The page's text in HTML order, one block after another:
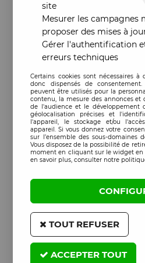
site
Mesurer les campagnes
proposer des mises à
Gérer l'authentification
erreurs techniques
Certains cookies sont nécessaires
donc dispensés de
peuvent être utilisés pour la
contenu, la mesure des annonces et
de l'audience et le développement
géolocalisation précises et
l'appareil, le stockage et/ou
appareil. Si vous donnez votre
sur l’ensemble des sous-domaines
Vous disposez de la possibilité de
moment en cliquant sur le widget en
en savoir plus, consulter notre
TOUT REFUSER
ACCEPTER TOUT